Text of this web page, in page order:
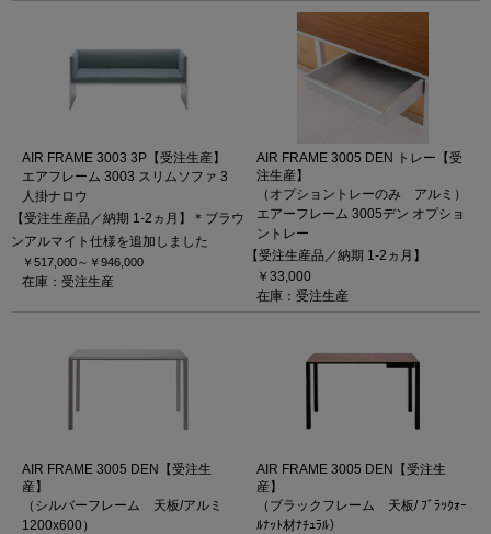
AIR FRAME 3003 3P【受注生産】
エアフレーム 3003 スリムソファ 3
人掛ナロウ
【受注生産品／納期 1-2ヵ月】＊ブラウ
ンアルマイト仕様を追加しました
￥517,000～ ￥946,000
在庫：受注生産
AIR FRAME 3005 DEN トレー【受
注生産】
（オプショントレーのみ アルミ）
エアーフレーム 3005デン オプショ
ントレー
【受注生産品／納期 1-2ヵ月】
￥33,000
在庫：受注生産
AIR FRAME 3005 DEN【受注生
産】
（シルバーフレーム 天板/アルミ
1200x600）
AIR FRAME 3005 DEN【受注生
産】
（ブラックフレーム 天板/ ﾌﾞﾗｯｸｫｰ
ﾙﾅｯﾄ材ﾅﾁｭﾗﾙ）